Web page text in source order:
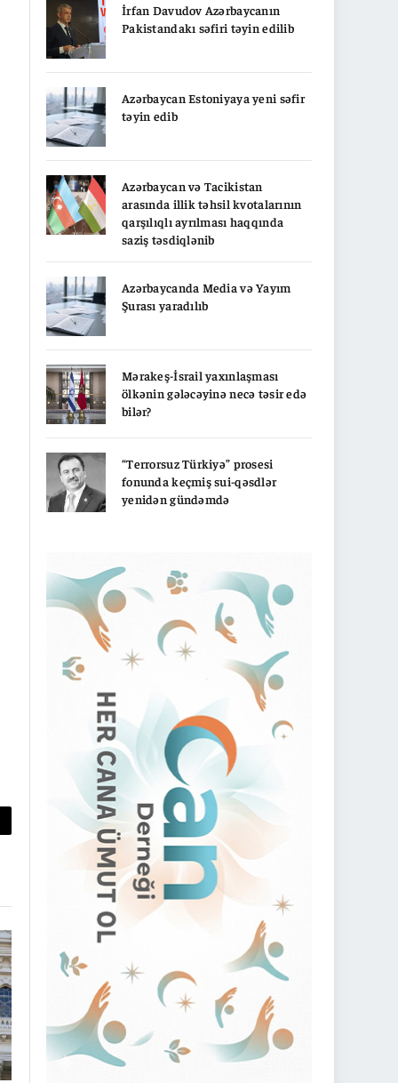
İrfan Davudov Azərbaycanın
Pakistandakı səfiri təyin edilib
Azərbaycan Estoniyaya yeni səfir
təyin edib
Azərbaycan və Tacikistan
arasında illik təhsil kvotalarının
qarşılıqlı ayrılması haqqında
saziş təsdiqlənib
Azərbaycanda Media və Yayım
Şurası yaradılıb
Mərakeş-İsrail yaxınlaşması
ölkənin gələcəyinə necə təsir edə
bilər?
“Terrorsuz Türkiyə” prosesi
fonunda keçmiş sui-qəsdlər
yenidən gündəmdə